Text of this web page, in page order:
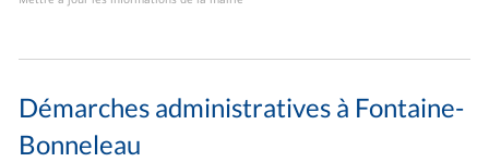
Démarches administratives à Fontaine-
Bonneleau